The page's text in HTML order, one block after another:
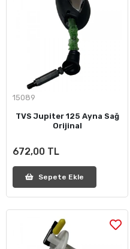
15089
TVS Jupiter 125 Ayna Sağ
Orijinal
672,00 TL
Sepete Ekle